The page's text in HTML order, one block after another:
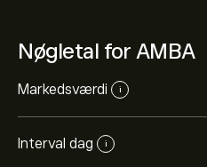
Nøgletal for AMBA
Markedsværdi i
Interval dag i